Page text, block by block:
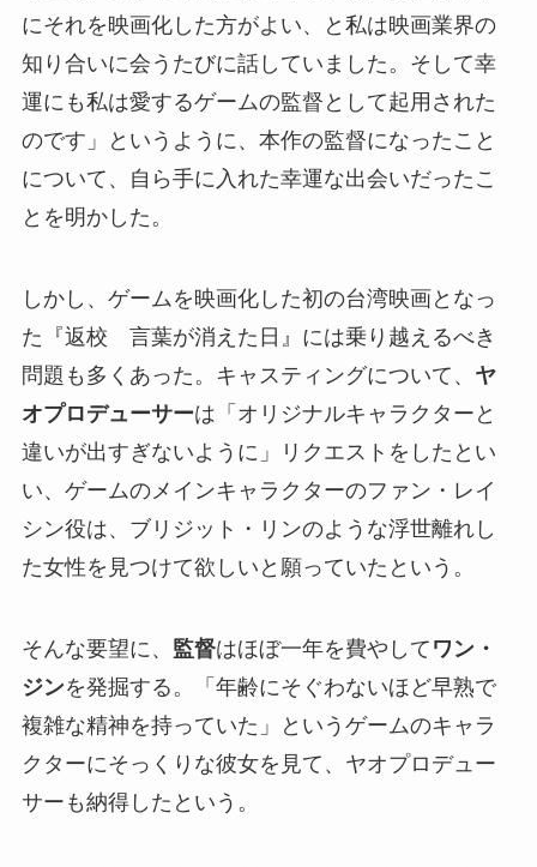
にそれを映画化した方がよい、と私は映画業界の
知り合いに会うたびに話していました。そして幸
運にも私は愛するゲームの監督として起用された
のです」というように、本作の監督になったこと
について、自ら手に入れた幸運な出会いだったこ
とを明かした。
しかし、ゲームを映画化した初の台湾映画となっ
た『返校 言葉が消えた日』には乗り越えるべき
問題も多くあった。キャスティングについて、 ヤ
オプロデューサーは「オリジナルキャラクターと
違いが出すぎないように」リクエストをしたとい
い、ゲームのメインキャラクターのファン・レイ
シン役は、ブリジット・リンのような浮世離れし
た女性を見つけて欲しいと願っていたという。
そんな要望に、 監督はほぼ一年を費やして ワン・
ジンを発掘する。「年齢にそぐわないほど早熟で
複雑な精神を持っていた」というゲームのキャラ
クターにそっくりな彼女を見て、ヤオプロデュー
サーも納得したという。